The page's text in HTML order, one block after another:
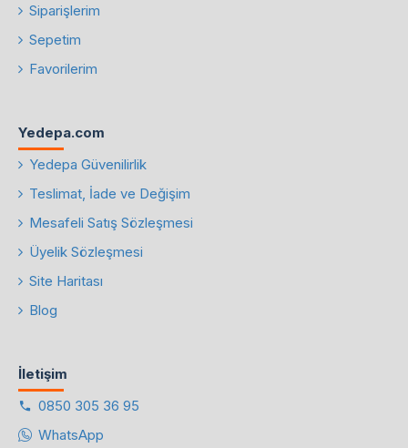
Siparişlerim
Sepetim
Favorilerim
Yedepa.com
Yedepa Güvenilirlik
Teslimat, İade ve Değişim
Mesafeli Satış Sözleşmesi
Üyelik Sözleşmesi
Site Haritası
Blog
İletişim
0850 305 36 95
WhatsApp